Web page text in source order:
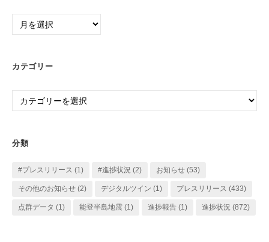
月
カ
カテゴリー
カ
ー
分類
#プレスリリース (1) #進捗状況 (2) お知らせ (53)
その他のお知らせ (2) デジタルツイン (1) プレスリリース (433)
点群データ (1) 能登半島地震 (1) 進捗報告 (1) 進捗状況 (872)